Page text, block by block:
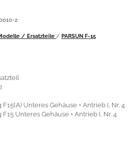
2
/ Ersatzteile / PARSUN F-15
Unteres Gehäuse + Antrieb I, Nr. 4
Unteres Gehäuse + Antrieb I, Nr. 4